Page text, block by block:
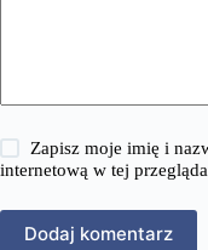
Zapisz moje imię i
internetową w tej
Dodaj komentarz